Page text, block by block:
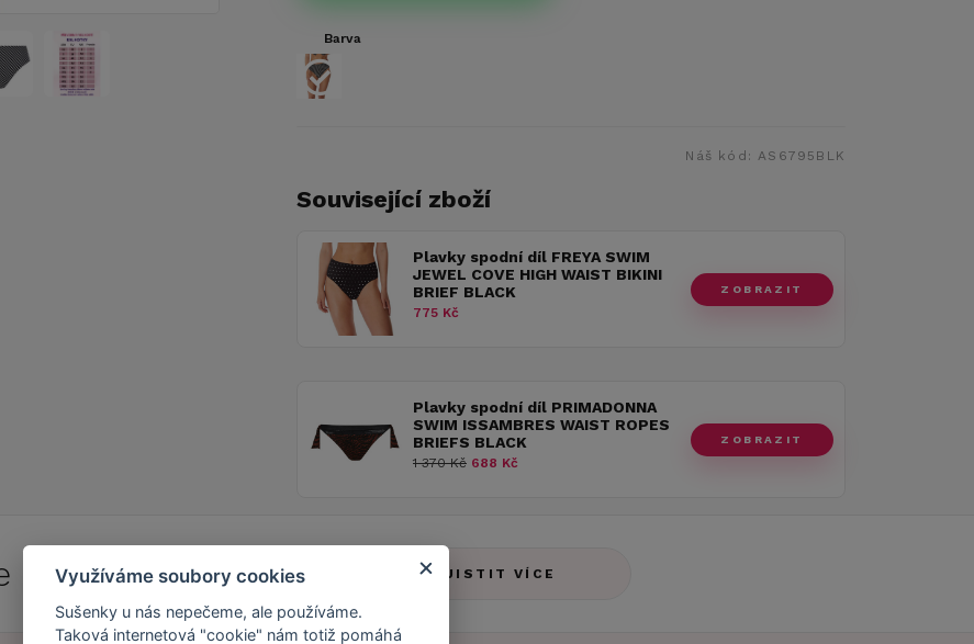
Barva
Náš kód:AS6795BLK
Související zboží
Plavky spodní díl FREYA SWIM
JEWEL COVE HIGH WAIST BIKINI
BRIEF BLACK
775 Kč
ZOBRAZIT
Plavky spodní díl PRIMADONNA
SWIM ISSAMBRES WAIST ROPES
BRIEFS BLACK
1 370 Kč 688 Kč
ZOBRAZIT
doCaresse Clubu! ZJISTIT VÍCE
Využíváme soubory cookies
Sušenky u nás nepečeme, ale používáme.
Taková internetová "cookie" nám totiž pomáhá